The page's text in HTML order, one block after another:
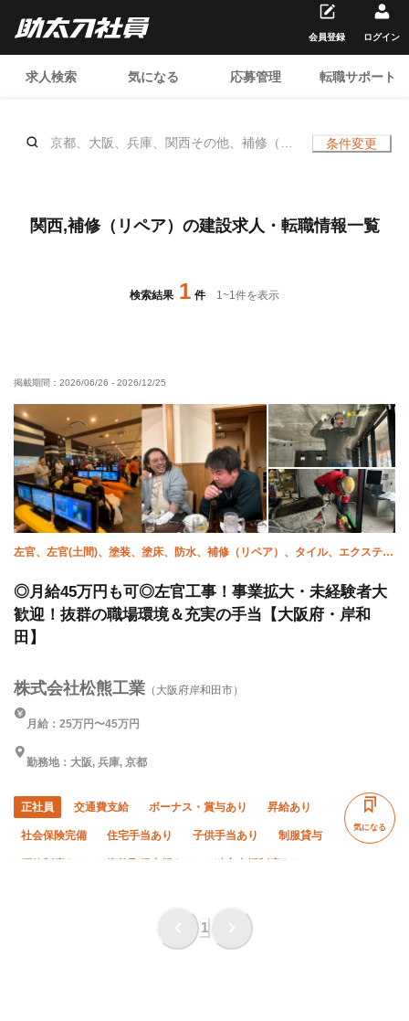
求人検索 気になる 応募管理 転職サポート
会員登録 ログイン
京都、大阪、兵庫、関西その他、補修（リ
条件変更
関西,補修（リペア）の建設求人・転職情報一覧
検索結果 1 件 1~1件を表示
掲載期間： 2026/06/26 - 2026/12/25
左官、左官(土間)、塗装、塗床、防水、補修（リペア）、タイル、エクステリ
◎月給45万円も可◎左官工事！事業拡大・未経験者大
歓迎！抜群の職場環境＆充実の手当【大阪府・岸和
田】
株式会社松熊工業 （大阪府岸和田市）
月給：25万円〜45万円
勤務地：大阪, 兵庫, 京都
正社員 交通費支給 ボーナス・賞与あり 昇給あり
社会保険完備 住宅手当あり 子供手当あり 制服貸与
研修制度あり 資格取得支援あり 独立支援制度あり
60代以上活躍中 残業月10時間以下
年末年始休暇
気になる
1